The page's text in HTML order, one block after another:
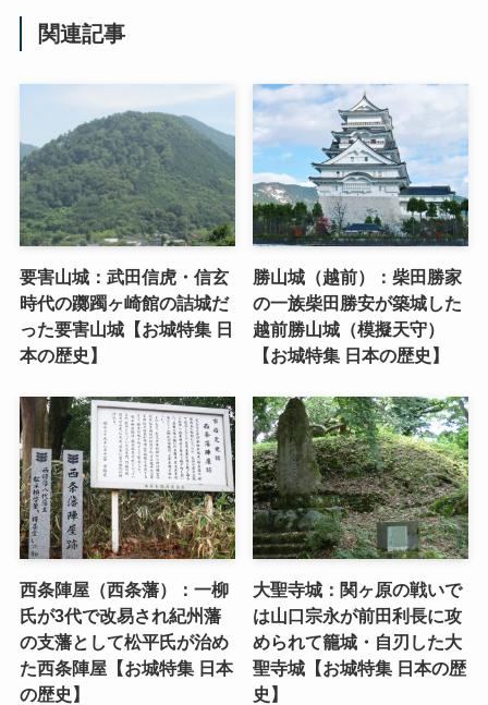
関連記事
要害山城：武田信虎・信玄
時代の躑躅ヶ崎館の詰城だ
った要害山城【お城特集 日
本の歴史】
勝山城（越前）：柴田勝家
の一族柴田勝安が築城した
越前勝山城（模擬天守）
【お城特集 日本の歴史】
西条陣屋（西条藩）：一柳
氏が3代で改易され紀州藩
の支藩として松平氏が治め
た西条陣屋【お城特集 日本
の歴史】
大聖寺城：関ヶ原の戦いで
は山口宗永が前田利長に攻
められて籠城・自刃した大
聖寺城【お城特集 日本の歴
史】